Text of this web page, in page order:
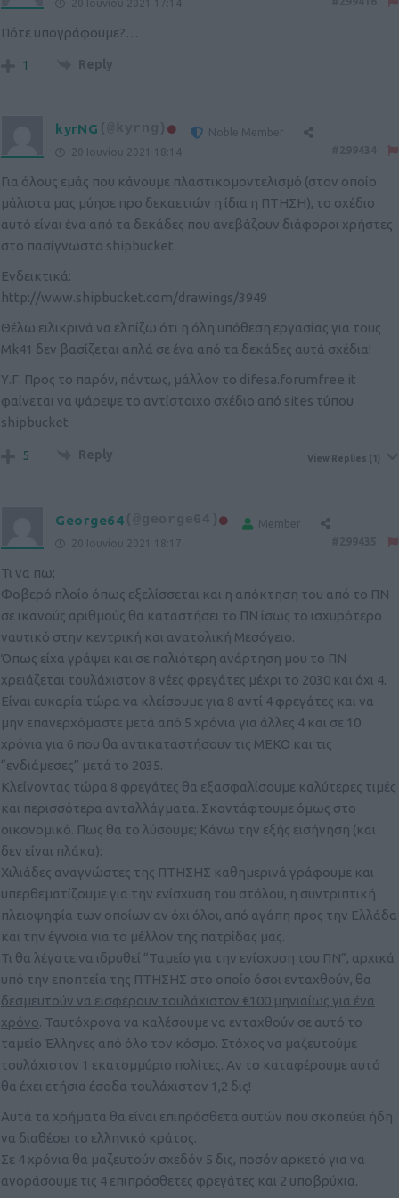
20 Ιουνίου 2021 17:14
Πότε υπογράφουμε?…
1 Reply
kyrNG (@kyrng)
Noble Member
20 Ιουνίου 2021 18:14
Για όλους εμάς που κάνουμε πλαστικομοντελισμό (στον οποίο
μάλιστα μας μύησε προ δεκαετιών η ίδια η ΠΤΗΣΗ), το σχέδιο
αυτό είναι ένα από τα δεκάδες που ανεβάζουν διάφοροι χρήστες
στο πασίγνωστο shipbucket.
Ενδεικτικά:
http://www.shipbucket.com/drawings/3949
Θέλω ειλικρινά να ελπίζω ότι η όλη υπόθεση εργασίας για τους
Mk41 δεν βασίζεται απλά σε ένα από τα δεκάδες αυτά σχέδια!
Υ.Γ. Προς το παρόν, πάντως, μάλλον το difesa.forumfree.it
φαίνεται να ψάρεψε το αντίστοιχο σχέδιο από sites τύπου
shipbucket
5 Reply View Replies (1)
George64 (@george64)
Member
20 Ιουνίου 2021 18:17
Τι να πω;
Φοβερό πλοίο όπως εξελίσσεται και η απόκτηση του από το ΠΝ
σε ικανούς αριθμούς θα καταστήσει το ΠΝ ίσως το ισχυρότερο
ναυτικό στην κεντρική και ανατολική Μεσόγειο.
Όπως είχα γράψει και σε παλιότερη ανάρτηση μου το ΠΝ
χρειάζεται τουλάχιστον 8 νέες φρεγάτες μέχρι το 2030 και όχι 4.
Είναι ευκαρία τώρα να κλείσουμε για 8 αντί 4 φρεγάτες και να
μην επανερχόμαστε μετά από 5 χρόνια για άλλες 4 και σε 10
χρόνια για 6 που θα αντικαταστήσουν τις ΜΕΚΟ και τις
“ενδιάμεσες” μετά το 2035.
Κλείνοντας τώρα 8 φρεγάτες θα εξασφαλίσουμε καλύτερες τιμές
και περισσότερα ανταλλάγματα. Σκοντάφτουμε όμως στο
οικονομικό. Πως θα το λύσουμε; Κάνω την εξής εισήγηση (και
δεν είναι πλάκα):
Χιλιάδες αναγνώστες της ΠΤΗΣΗΣ καθημερινά γράφουμε και
υπερθεματίζουμε για την ενίσχυση του στόλου, η συντριπτική
πλειοψηφία των οποίων αν όχι όλοι, από αγάπη προς την Ελλάδα
και την έγνοια για το μέλλον της πατρίδας μας.
Τι θα λέγατε να ιδρυθεί “Ταμείο για την ενίσχυση του ΠΝ”, αρχικά
υπό την εποπτεία της ΠΤΗΣΗΣ στο οποίο όσοι ενταχθούν, θα
δεσμευτούν να εισφέρουν τουλάχιστον €100 μηνιαίως για ένα
χρόνο. Ταυτόχρονα να καλέσουμε να ενταχθούν σε αυτό το
ταμείο Έλληνες από όλο τον κόσμο. Στόχος να μαζευτούμε
τουλάχιστον 1 εκατομμύριο πολίτες. Αν το καταφέρουμε αυτό
θα έχει ετήσια έσοδα τουλάχιστον 1,2 δις!
Αυτά τα χρήματα θα είναι επιπρόσθετα αυτών που σκοπεύει ήδη
να διαθέσει το ελληνικό κράτος.
Σε 4 χρόνια θα μαζευτούν σχεδόν 5 δις, ποσόν αρκετό για να
αγοράσουμε τις 4 επιπρόσθετες φρεγάτες και 2 υποβρύχια.